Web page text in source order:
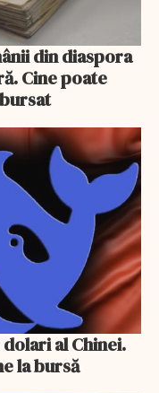
din diaspora
Cine poate
al Chinei.
la bursă